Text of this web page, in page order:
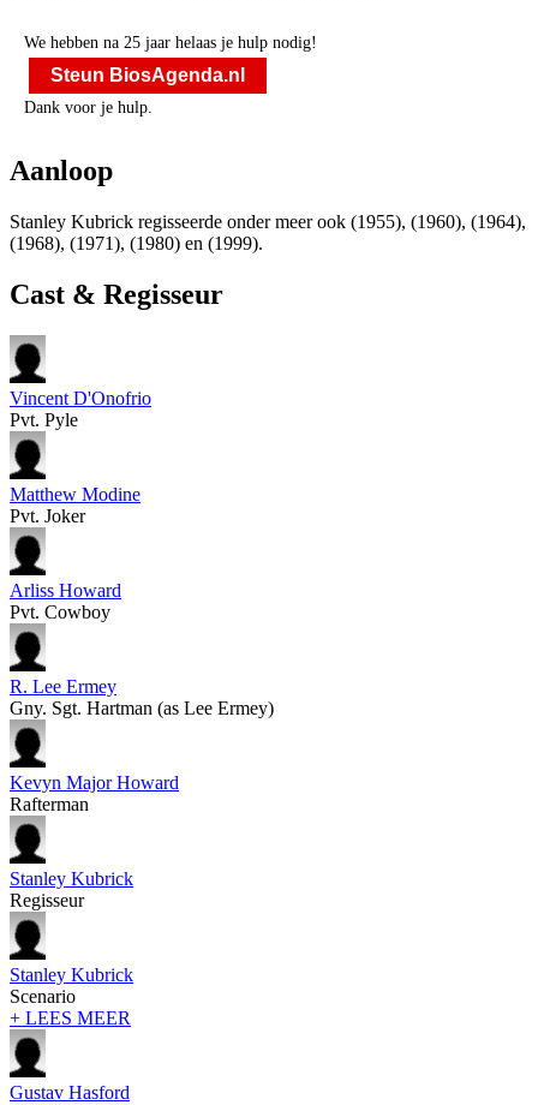
We hebben na 25 jaar helaas je hulp nodig!
Steun BiosAgenda.nl
Dank voor je hulp.
Aanloop
Stanley Kubrick regisseerde onder meer ook (1955), (1960), (1964),
(1968), (1971), (1980) en (1999).
Cast & Regisseur
Vincent D'Onofrio
Pvt. Pyle
Matthew Modine
Pvt. Joker
Arliss Howard
Pvt. Cowboy
R. Lee Ermey
Gny. Sgt. Hartman (as Lee Ermey)
Kevyn Major Howard
Rafterman
Stanley Kubrick
Regisseur
Stanley Kubrick
Scenario
+ LEES MEER
Gustav Hasford